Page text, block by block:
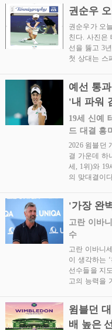
권순우
권순우가 오
친다. 사진은
선을 뚫고 3
첫 상대는 스
예선 통
'내 파워
19세 신예
드 대결 흥
2026 윔블던
결 가운데 하
세, 1위)와 19
의 맞대결이
'가장 완
고란 이바
수
고란 이바니
이 생각하는
선수들을 지
고의 능력을
윔블던
배 높은